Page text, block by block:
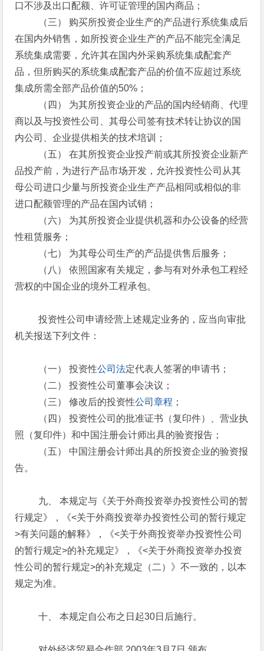
口不涉及出口配额、许可证管理的国内商品；
（三） 购买所投资企业生产的产品进行系统集成后
在国内外销售，如所投资企业生产的产品不能完全满足
系统集成需要，允许其在国内外采购系统集成配套产
品，但所购买的系统集成配套产品的价值不应超过系统
集成所需全部产品价值的50%；
（四） 为其所投资企业的产品的国内经销商、代理
商以及与投资性公司、其母公司签有技术转让协议的国
内公司、企业提供相关的技术培训；
（五） 在其所投资企业投产前或其所投资企业新产
品投产前，为进行产品市场开发，允许投资性公司从其
母公司进口少量与所投资企业生产产品相同或相似的非
进口配额管理的产品在国内试销；
（六） 为其所投资企业提供机器和办公设备的经营
性租赁服务；
（七） 为其母公司生产的产品提供售后服务；
（八） 依照国家有关规定，参与有对外承包工程经
营权的中国企业的境外工程承包。
投资性公司申请经营上述规定业务的，应当向审批
机关报送下列文件：
（一） 投资性公司法定代表人签署的申请书；
（二） 投资性公司董事会决议；
（三） 修改后的投资性公司章程 ；
（四） 投资性公司的批准证书（复印件）、营业执
照（复印件）和中国注册会计师出具的验资报告；
（五） 中国注册会计师出具的所投资企业的验资报
告。
九、 本规定与《关于外商投资举办投资性公司的暂
行规定》，《<关于外商投资举办投资性公司的暂行规定
>有关问题的解释》，《<关于外商投资举办投资性公司
的暂行规定>的补充规定》，《<关于外商投资举办投资
性公司的暂行规定>的补充规定（二）》不一致的，以本
规定为准。
十、 本规定自公布之日起30日后施行。